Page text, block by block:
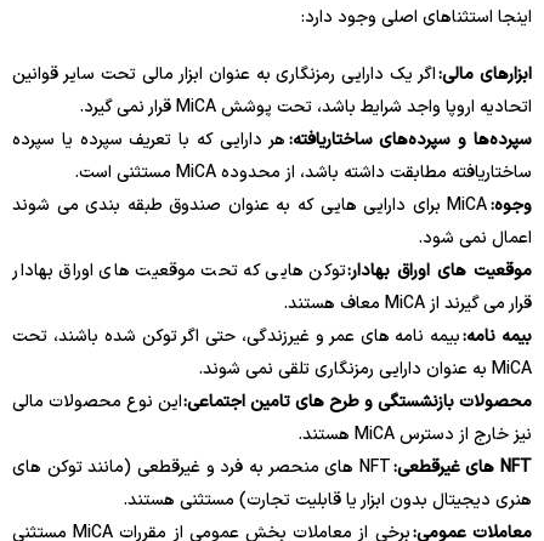
اینجا استثناهای اصلی وجود دارد:
ابزارهای مالی:اگر یک دارایی رمزنگاری به عنوان ابزار مالی تحت سایر قوانین
اتحادیه اروپا واجد شرایط باشد، تحت پوشش MiCA قرار نمی گیرد.
سپرده‌ها و سپرده‌های ساختاریافته:هر دارایی که با تعریف سپرده یا سپرده
ساختاریافته مطابقت داشته باشد، از محدوده MiCA مستثنی است.
وجوه:
MiCA برای دارایی هایی که به عنوان صندوق طبقه بندی می شوند
اعمال نمی شود.
موقعیت های اوراق بهادار:توکن هایی که تحت موقعیت های اوراق بهادار
قرار می گیرند از MiCA معاف هستند.
بیمه نامه:بیمه نامه های عمر و غیرزندگی، حتی اگر توکن شده باشند، تحت
MiCA به عنوان دارایی رمزنگاری تلقی نمی شوند.
محصولات بازنشستگی و طرح های تامین اجتماعی:این نوع محصولات مالی
نیز خارج از دسترس MiCA هستند.
NFT های غیرقطعی:
NFT های منحصر به فرد و غیرقطعی (مانند توکن های
هنری دیجیتال بدون ابزار یا قابلیت تجارت) مستثنی هستند.
معاملات عمومی:
برخی از معاملات بخش عمومی از مقررات MiCA مستثنی